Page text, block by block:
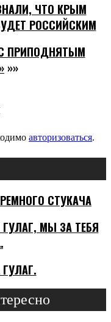
ЧТО КРЫМ
РОCCИЙCКИМ
С ПРИПОДНЯТЫМ
»»
авторизоваться.
СТУКАЧА
МЫ ЗА ТЕБЯ